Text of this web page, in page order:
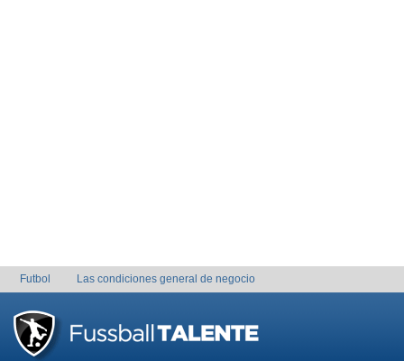
Futbol Las condiciones general de negocio